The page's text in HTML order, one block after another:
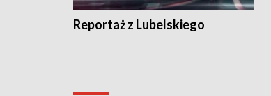
Reportaż z Lubelskiego